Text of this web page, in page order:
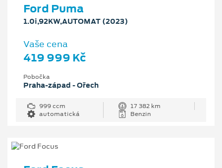
Ford Puma
1.0i,92KW,AUTOMAT (2023)
Vaše cena
419 999 Kč
Pobočka
Praha-západ - Ořech
999 ccm
17 382 km
automatická
Benzin